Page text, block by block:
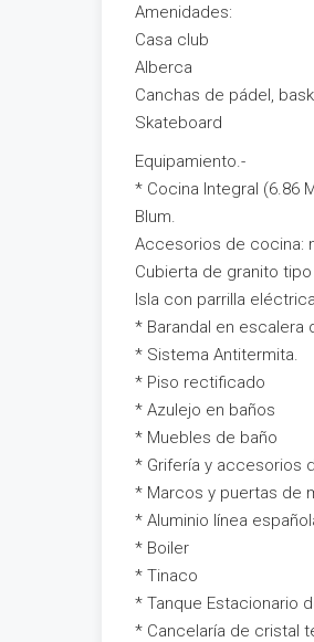
Amenidades:
Casa club
Alberca
Canchas de pádel,
Skateboard
Equipamiento.-
* Cocina Integral (6.86
Blum.
Accesorios de cocina:
Cubierta de granito tipo
Isla con parrilla
* Barandal en escalera
* Sistema Antitermita.
* Piso rectificado
* Azulejo en baños
* Muebles de baño
* Grifería y accesorios
* Marcos y puertas de
* Aluminio línea
* Boiler
* Tinaco
* Tanque Estacionario
* Cancelaría de cristal